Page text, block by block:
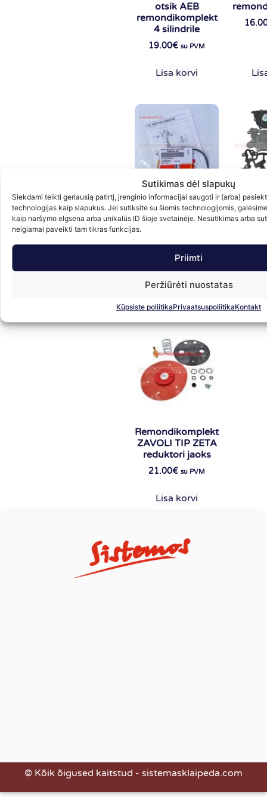
Sutikimas dėl slapukų
Siekdami teikti geriausią patirtį, įrenginio informacijai saugoti ir (arba)
technologijas kaip slapukus. Jei sutiksite su šiomis technologijomis,
kaip naršymo elgsena arba unikalūs ID šioje svetainėje. Nesutikimas arba
neigiamai paveikti tam tikras funkcijas.
Priimti
Peržiūrėti nuostatas
Küpsiste poliitikaPrivaatsuspoliitikaKontakt
otsik AEB
remondikomplekt
4 silindrile
19.00€ su PVM
Lisa korvi
BRC GENIUM MB
reduktori
remondikomplekt
18.00€ su PVM
Remondikomplekt
ZAVOLI TIP ZETA
reduktori jaoks
21.00€ su PVM
Lisa korvi
© Kõik õigused kaitstud - sistemasklaipeda.com